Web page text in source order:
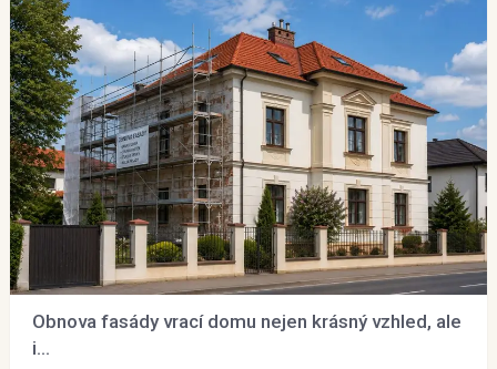
Obnova fasády vrací domu nejen krásný vzhled, ale
i...